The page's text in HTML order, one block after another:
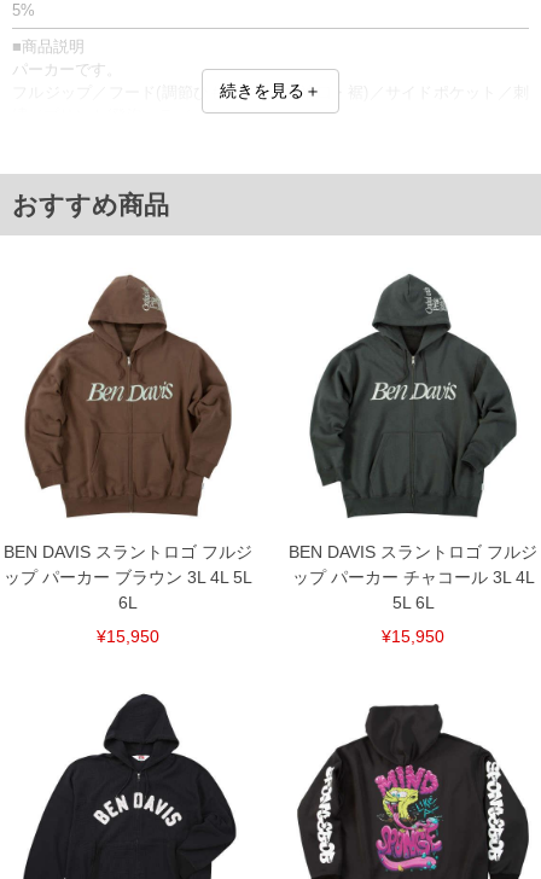
5%
■商品説明
パーカーです。
フルジップ／フード(調節ひも有)／リブ(袖口・裾)／サイドポケット／刺
繍／プリント(発泡・ラバー)／裏起毛
■サイズ表
サイズ/バスト/総丈/裾周り/肩幅/袖丈
5L/156/82/130/64/63
6L/166/84/140/66/64
単位はcm
※【返品交換について】
返品交換希望の方は、商品到着後1週間以内にご連絡ください。
下着(肌着)やワイシャツは商品の性質上、返品交換不可とさせて頂いております。予め
ご了承くださいませ。
※【ボトムの裾上げをご希望の場合】
裾上げ料金は500円+税となります。
備考欄に股下●cmとご記入下さい。（裾上げ無料対象商品は1本につき税込6,000円以
上の品が対象。1本5,999円以下の商品は有料（500円+税）となります。）
尚、裾上げした商品は返品・交換不可となりますので、予めご了承下さい。
一部、お直しに対応出来ない商品がございます。(例：裾にファスナーや調節ひもが付
いている、極端なデザインが施されている等)
※商品によって若干のサイズの誤差がございます。また、お客様がご使用の環境（コ
ンピュータ画面）によって、商品の色味が若干異なる場合がございます。予めご了承
舗からのお取り寄せ等により、お客様にご迷惑をお掛けしてしまう場合がございま
す。そのようなことがない様最大限に努めておりますが、もしあった場合速やかにご
連絡させて頂きますので予めご了承ください。
DETAIL
続きを見る＋
おすすめ商品
BEN DAVIS スラントロゴ フルジ
ップ パーカー ブラウン 3L 4L 5L
6L
¥15,950
BEN DAVIS スラントロゴ フルジ
ップ パーカー チャコール 3L 4L
5L 6L
¥15,950